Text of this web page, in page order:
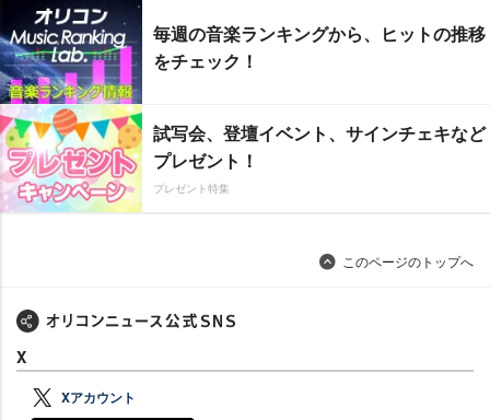
毎週の音楽ランキングから、ヒットの推移
をチェック！
試写会、登壇イベント、サインチェキなど
プレゼント！
プレゼント特集
このページのトップへ
X
Xアカウント